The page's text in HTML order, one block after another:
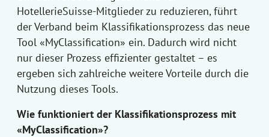
HotellerieSuisse-Mitglieder zu reduzieren, führt
der Verband beim Klassifikationsprozess das neue
Tool «MyClassification» ein. Dadurch wird nicht
nur dieser Prozess effizienter gestaltet – es
ergeben sich zahlreiche weitere Vorteile durch die
Nutzung dieses Tools.
Wie funktioniert der Klassifikationsprozess mit
«MyClassification»?